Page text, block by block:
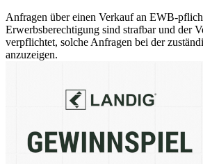
Anfragen über einen Verkauf an EWB-
Erwerbsberechtigung sind strafbar und der
verpflichtet, solche Anfragen bei der
anzuzeigen.